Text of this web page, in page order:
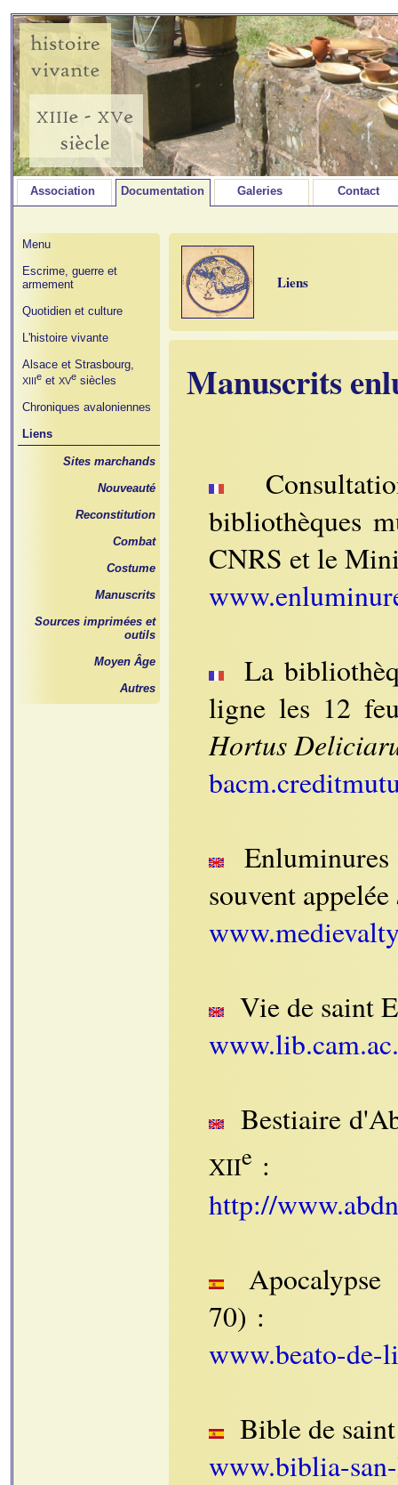
Association Documentation Galeries Contact
Menu
Escrime, guerre et
armement
Quotidien et culture
L'histoire vivante
Alsace et Strasbourg,
XIII e et XVe siècles
Chroniques avaloniennes
Liens
Sites marchands
Nouveauté
Reconstitution
Combat
Costume
Manuscrits
Sources imprimées et
outils
Moyen Âge
Autres
Liens
Manuscrits
bibliothèques
CNRS et le
La
ligne les 12
Hortus
souvent appelée
Vie de saint
Bestiaire
XIIe :
http://
70) :
www.beato-de-
Bible de
www.biblia-